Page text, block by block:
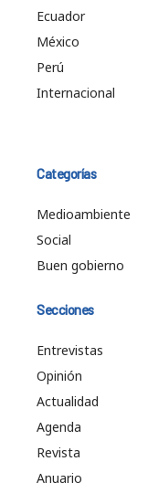
Ecuador
México
Perú
Internacional
Categorías
Medioambiente
Social
Buen gobierno
Secciones
Entrevistas
Opinión
Actualidad
Agenda
Revista
Anuario